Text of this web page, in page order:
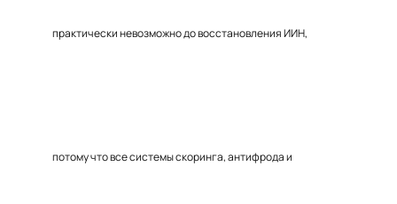
практически невозможно до восстановления ИИН,
потому что все системы скоринга, антифрода и